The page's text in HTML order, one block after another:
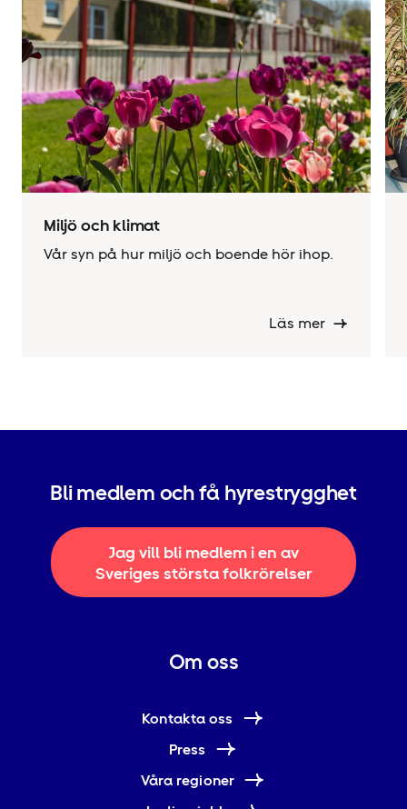
Miljö och klimat
Vår syn på hur miljö och boende hör ihop.
Läs mer
Bli medlem och få hyrestrygghet
Jag vill bli medlem i en av
Sveriges största folkrörelser
Om oss
Kontakta oss
Press
Våra regioner